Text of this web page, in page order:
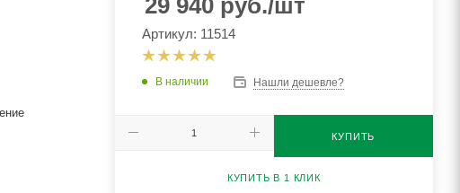
29 940руб./шт
Артикул: 11514
В наличии Нашли дешевле?
КУПИТЬ
КУПИТЬ В 1 КЛИК